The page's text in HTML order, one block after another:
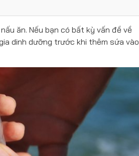
ăn. Nếu bạn có bất kỳ vấn đề về
dinh dưỡng trước khi thêm sứa vào